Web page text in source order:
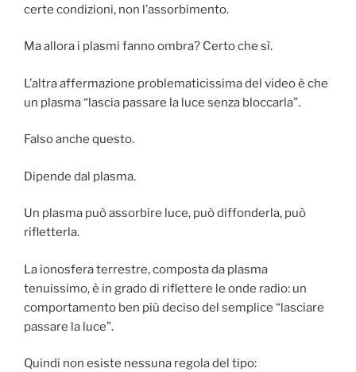
certe condizioni, non l’assorbimento.
Ma allora i plasmi fanno ombra? Certo che sì.
L’altra affermazione problematicissima del video è che
un plasma “lascia passare la luce senza bloccarla”.
Falso anche questo.
Dipende dal plasma.
Un plasma può assorbire luce, può diffonderla, può
rifletterla.
La ionosfera terrestre, composta da plasma
tenuissimo, è in grado di riflettere le onde radio: un
comportamento ben più deciso del semplice “lasciare
passare la luce”.
Quindi non esiste nessuna regola del tipo: